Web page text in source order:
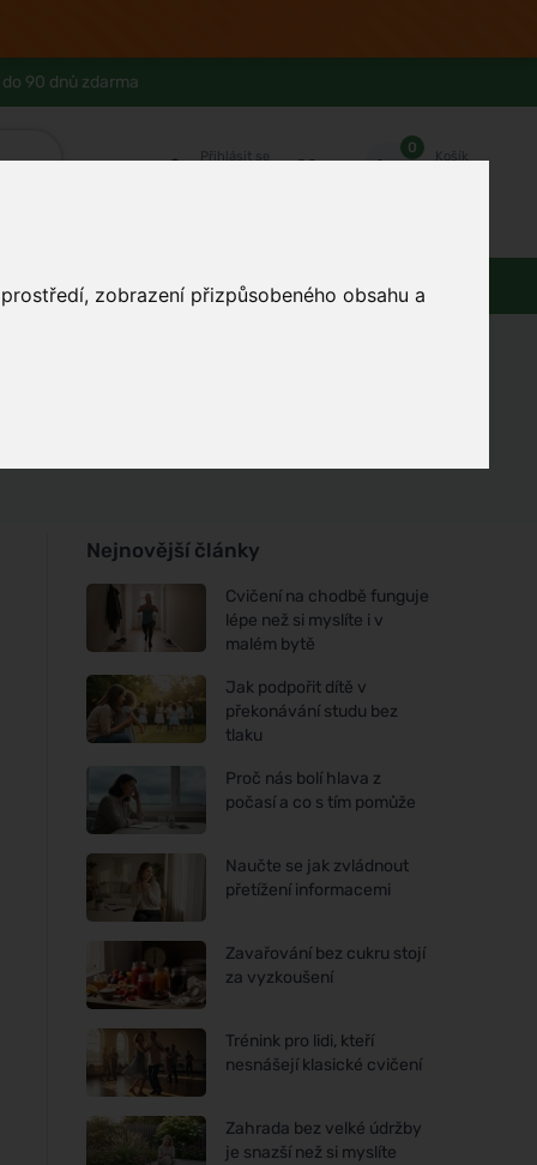
zobrazení přizpůsobeného obsahu a
90 dnů zdarma
Přihlásit se
0
Košík
Zdraví Domácnost
Nejnovější články
Cvičení na chodbě funguje
lépe než si myslíte i v
malém bytě
Jak podpořit dítě v
překonávání studu bez
tlaku
Proč nás bolí hlava z
počasí a co s tím pomůže
Naučte se jak zvládnout
přetížení informacemi
Zavařování bez cukru stojí
za vyzkoušení
Trénink pro lidi, kteří
nesnášejí klasické cvičení
Zahrada bez velké údržby
je snazší než si myslíte